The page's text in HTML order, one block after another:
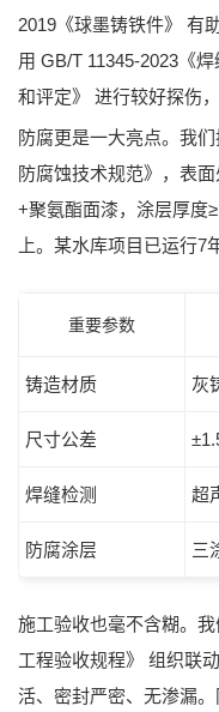
2019《球墨铸铁件》
有
用 GB/T 11345-2023《
和评定》
进行较好探伤
防腐更是一大亮点。我
防腐蚀技术规范》 ，表
+聚氨酯面漆，涂层厚度
上。某水库项目已运行7
重要参数
铸造材质 灰
尺寸公差
焊缝检测 超
防腐涂层 三
施工验收也毫不含糊。我
工程验收规程》
组织联
活、密封严密、无渗漏